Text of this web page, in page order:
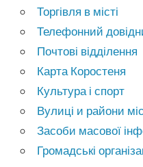
Торгівля в місті
Телефонний
Почтові відділення
Карта Коростеня
Культура і спорт
Вулиці и райони
Засоби масової
Громадські